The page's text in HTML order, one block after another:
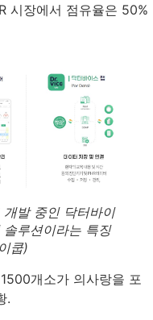
시장에서 점유율은 50%
발 중인 닥터바이
솔루션이라는 특징
쿱)
개소가 의사랑을 포
.